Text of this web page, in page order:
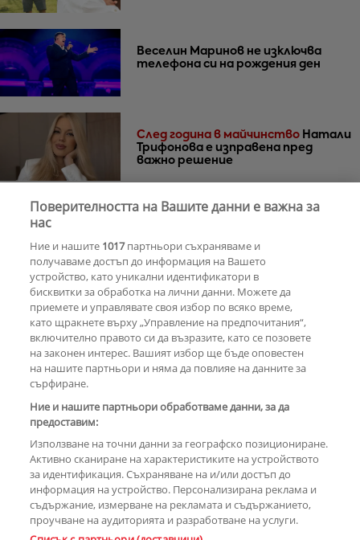
Веселин Маринов не изключва
телефона си на рождения ден
След година в майчинство Натали
Трифонова е изправена пред
важно решение
приятелки
РЕКЛАМА
КОМЕНТАРИ
Copyright © 2007-2026 Hotnews.bg. Всички права запазени.
Поверителността на Вашите данни е важна за
нас
Ние и нашите 1017партньори съхраняваме и
получаваме достъп до информация на Вашето
устройство, като уникални идентификатори в
бисквитки за обработка на лични данни. Можете да
приемете и управлявате своя избор по всяко време,
като щракнете върху „Управление на предпочитания“,
включително правото си да възразите, като се позовете
на законен интерес. Вашият избор ще бъде оповестен
на нашите партньори и няма да повлияе на данните за
сърфиране.
Ние и нашите партньори обработваме данни, за да
предоставим:
Използване на точни данни за географско позициониране.
Активно сканиране на характеристиките на устройството
за идентификация. Съхраняване на и/или достъп до
информация на устройство. Персонализирана реклама и
съдържание, измерване на рекламата и съдържанието,
проучване на аудиторията и разработване на услуги.